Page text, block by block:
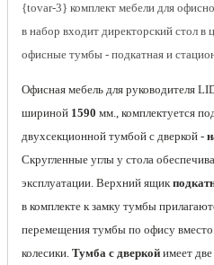
{tovar-3} комплект мебели для
в набор входит директорский стол в
офисные тумбы - подкатная и
Офисная мебель для руководителя
шириной 1590 мм., комплектуется
двухсекционной тумбой с дверкой -
Скругленные углы у стола
эксплуатации. Верхний ящик
в комплекте к замку тумбы
перемещения тумбы по офису
колесики. Тумба с дверкой имеет